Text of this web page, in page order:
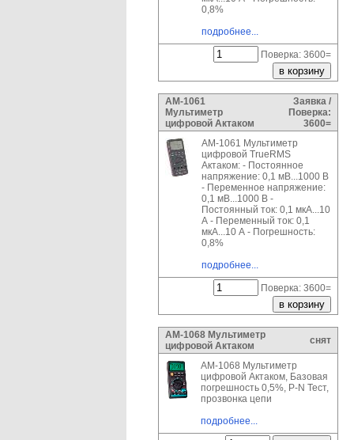
0,8%
подробнее...
Поверка: 3600=
АМ-1061
Мультиметр
цифровой Актаком
Заявка /
Поверка:
3600=
АМ-1061 Мультиметр
цифровой TrueRMS
Актаком: - Постоянное
напряжение: 0,1 мВ...1000 В
- Переменное напряжение:
0,1 мВ...1000 В -
Постоянный ток: 0,1 мкА...10
А - Переменный ток: 0,1
мкА...10 А - Погрешность:
0,8%
подробнее...
Поверка: 3600=
АМ-1068 Мультиметр
цифровой Актаком
снят
АМ-1068 Мультиметр
цифровой Актаком, Базовая
погрешность 0,5%, P-N Тест,
прозвонка цепи
подробнее...